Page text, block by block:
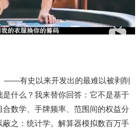
——有史以来开发出的最难以被剥削
什么？我来替你回答：它不是基于
数学、手牌频率、范围间的权益分
之：统计学。解算器模拟数百万手